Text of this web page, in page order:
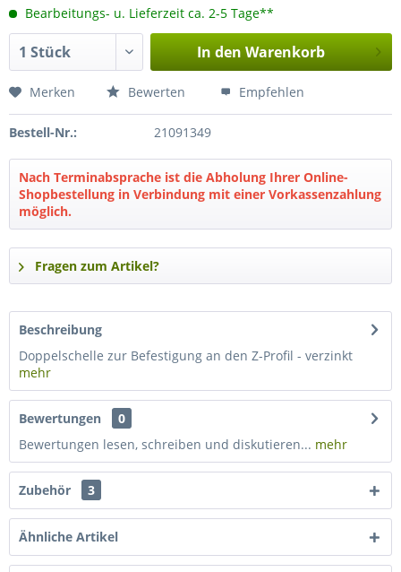
Bearbeitungs- u. Lieferzeit ca. 2-5 Tage**
In den Warenkorb
Merken Bewerten Empfehlen
Bestell-Nr.: 21091349
Nach Terminabsprache ist die Abholung Ihrer Online-
Shopbestellung in Verbindung mit einer Vorkassenzahlung
möglich.
Fragen zum Artikel?
Beschreibung
Doppelschelle zur Befestigung an den Z-Profil - verzinkt
mehr
Bewertungen
0
Bewertungen lesen, schreiben und diskutieren... mehr
Zubehör 3
Ähnliche Artikel